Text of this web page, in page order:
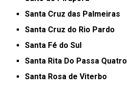
Santa Cruz das Palmeiras
Santa Cruz do Rio Pardo
Santa Fé do Sul
Santa Rita Do Passa Quatro
Santa Rosa de Viterbo